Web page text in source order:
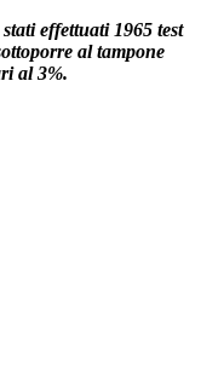
effettuati 1965 test
al tampone
al 3%.